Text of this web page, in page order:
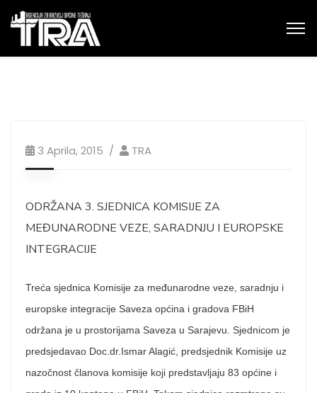
3 Aprila, 2015 TRA
ODRŽANA 3. SJEDNICA KOMISIJE ZA
MEĐUNARODNE VEZE, SARADNJU I EUROPSKE
INTEGRACIJE
Treća sjednica Komisije za međunarodne veze, saradnju i
europske integracije Saveza općina i gradova FBiH
održana je u prostorijama Saveza u Sarajevu. Sjednicom je
predsjedavao Doc.dr.Ismar Alagić, predsjednik Komisije uz
nazočnost članova komisije koji predstavljaju 83 općine i